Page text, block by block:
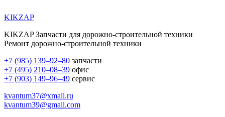
KIKZAP
KIKZAP Запчасти для дорожно-строительной техники
Ремонт дорожно-строительной техники
+7 (985) 139–92–80 запчасти
+7 (495) 210–08–39 офис
+7 (903) 149–96–49 сервис
kvantum37@xmail.ru
kvantum39@gmail.com